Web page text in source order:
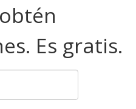
Es gratis.